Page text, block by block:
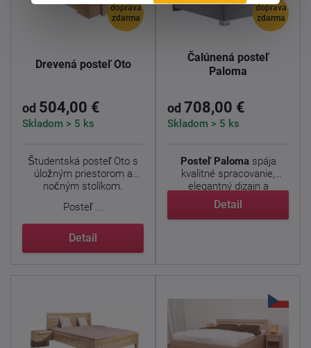
doprava
zdarma
Drevená posteľ Oto
od 504,00 €
Skladom > 5 ks
Študentská posteľ Oto s
úložným priestorom a
nočným stolíkom.
Posteľ ...
Detail
doprava
zdarma
Čalúnená posteľ
Paloma
od 708,00 €
Skladom > 5 ks
Posteľ Palomaspája
kvalitné spracovanie,
elegantný dizajn a
maximálne ...
Detail